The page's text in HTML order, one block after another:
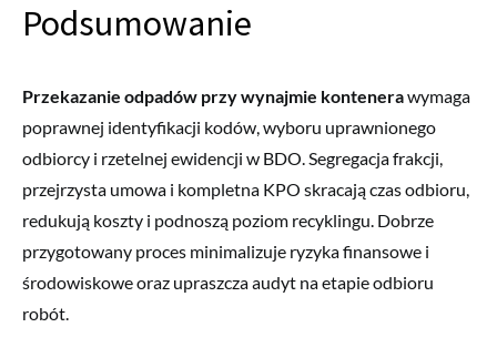
Podsumowanie
Przekazanie odpadów przy wynajmie kontenerawymaga
poprawnej identyfikacji kodów, wyboru uprawnionego
odbiorcy i rzetelnej ewidencji w BDO. Segregacja frakcji,
przejrzysta umowa i kompletna KPO skracają czas odbioru,
redukują koszty i podnoszą poziom recyklingu. Dobrze
przygotowany proces minimalizuje ryzyka finansowe i
środowiskowe oraz upraszcza audyt na etapie odbioru
robót.